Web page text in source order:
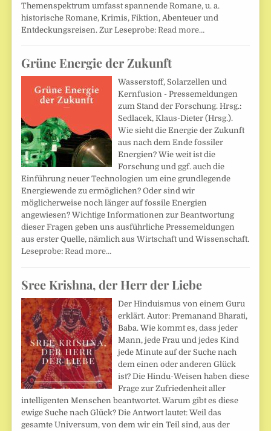
Themenspektrum umfasst spannende Romane, u. a.
historische Romane, Krimis, Fiktion, Abenteuer und
Entdeckungsreisen. Zur Leseprobe:Read more…
Grüne Energie der Zukunft
Wasserstoff, Solarzellen und
Kernfusion - Pressemeldungen
zum Stand der Forschung. Hrsg.:
Sedlacek, Klaus-Dieter (Hrsg.).
Wie sieht die Energie der Zukunft
aus nach dem Ende fossiler
Energien? Wie weit ist die
Forschung und ggf. auch die
Einführung neuer Technologien um eine grundlegende
Energiewende zu ermöglichen? Oder sind wir
möglicherweise noch länger auf fossile Energien
angewiesen? Wichtige Informationen zur Beantwortung
dieser Fragen geben uns ausführliche Pressemeldungen
aus erster Quelle, nämlich aus Wirtschaft und Wissenschaft.
Leseprobe:Read more…
Sree Krishna, der Herr der Liebe
Der Hinduismus von einem Guru
erklärt. Autor: Premanand Bharati,
Baba. Wie kommt es, dass jeder
Mann, jede Frau und jedes Kind
jede Minute auf der Suche nach
dem einen oder anderen Glück
ist? Die Hindu-Weisen haben diese
Frage zur Zufriedenheit aller
intelligenten Menschen beantwortet. Warum gibt es diese
ewige Suche nach Glück? Die Antwort lautet: Weil das
gesamte Universum, von dem wir ein Teil sind, aus der